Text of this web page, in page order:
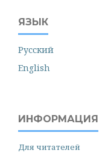
ЯЗЫК
Русский
English
ИНФОРМАЦИЯ
Для читателей